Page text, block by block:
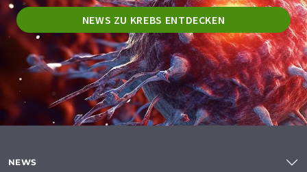
NEWS ZU KREBS ENTDECKEN
NEWS